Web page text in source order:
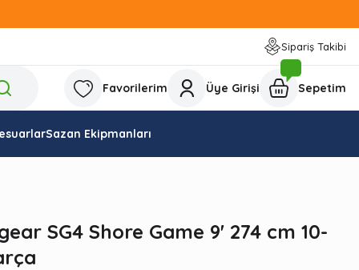
Sipariş Takibi
Favorilerim Üye Girişi Sepetim
Sazan Ekipmanları
SG4 Shore Game 9' 274 cm 10-